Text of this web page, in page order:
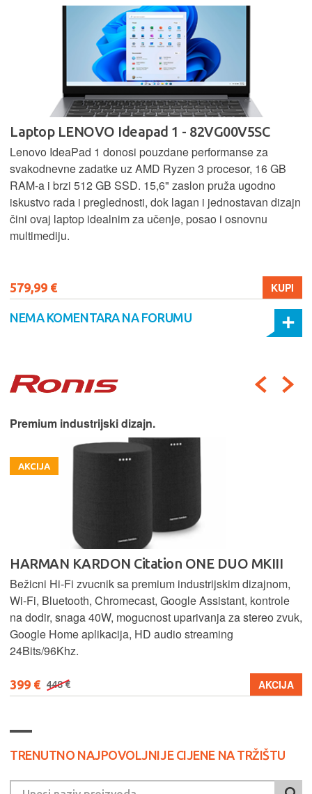
Laptop LENOVO Ideapad 1 - 82VG00V5SC
Lenovo IdeaPad 1 donosi pouzdane performanse za
svakodnevne zadatke uz AMD Ryzen 3 procesor, 16 GB
RAM-a i brzi 512 GB SSD. 15,6" zaslon pruža ugodno
iskustvo rada i preglednosti, dok lagan i jednostavan dizajn
čini ovaj laptop idealnim za učenje, posao i osnovnu
multimediju.
579,99 € KUPI
NEMA KOMENTARA NA FORUMU
Premium industrijski dizajn.
AKCIJA
HARMAN KARDON Citation ONE DUO MKIII
Bežicni Hi-Fi zvucnik sa premium industrijskim dizajnom,
Wi-Fi, Bluetooth, Chromecast, Google Assistant, kontrole
na dodir, snaga 40W, mogucnost uparivanja za stereo zvuk,
Google Home aplikacija, HD audio streaming
24Bits/96Khz.
399 € 448 € AKCIJA
TRENUTNO NAJPOVOLJNIJE CIJENE NA TRŽIŠTU